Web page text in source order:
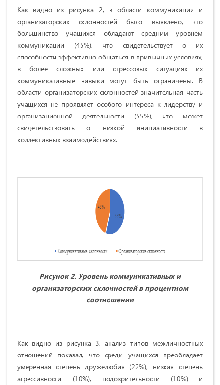
Как видно из рисунка 2, в области коммуникации и
организаторских склонностей было выявлено, что
большинство учащихся обладают средним уровнем
коммуникации (45%), что свидетельствует о их
способности эффективно общаться в привычных условиях,
в более сложных или стрессовых ситуациях их
коммуникативные навыки могут быть ограничены. В
области организаторских склонностей значительная часть
учащихся не проявляет особого интереса к лидерству и
организационной деятельности (55%), что может
свидетельствовать о низкой инициативности в
коллективных взаимодействиях.
Рисунок 2. Уровень коммуникативных и
организаторских склонностей в процентном
соотношении
Как видно из рисунка 3, анализ типов межличностных
отношений показал, что среди учащихся преобладает
умеренная степень дружелюбия (22%), низкая степень
агрессивности (10%), подозрительности (10%) и